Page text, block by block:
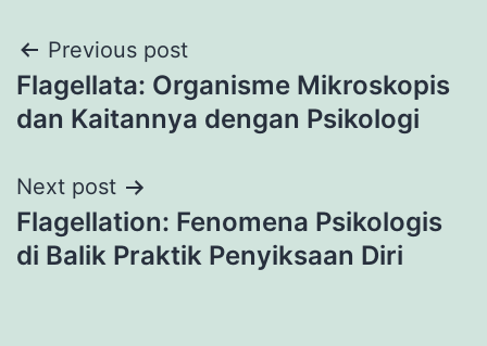
Post
navigation
Previous post
Flagellata: Organisme Mikroskopis
dan Kaitannya dengan Psikologi
Next post
Flagellation: Fenomena Psikologis
di Balik Praktik Penyiksaan Diri